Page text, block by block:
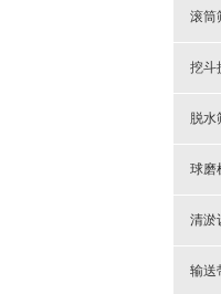
滚筒
挖斗
脱水
球磨
清淤
输送